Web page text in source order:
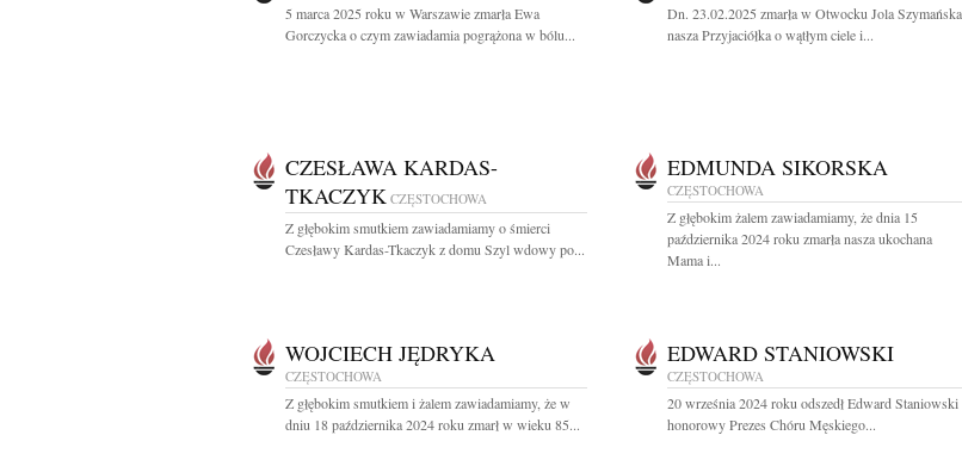
5 marca 2025 roku w Warszawie zmarła Ewa
Gorczycka o czym zawiadamia pogrążona w bólu...
Dn. 23.02.2025 zmarła w Otwocku Jola Szymańska
nasza Przyjaciółka o wątłym ciele i...
CZESŁAWA KARDAS-
TKACZYK CZĘSTOCHOWA
Z głębokim smutkiem zawiadamiamy o śmierci
Czesławy Kardas-Tkaczyk z domu Szyl wdowy po...
EDMUNDA SIKORSKA
CZĘSTOCHOWA
Z głębokim żalem zawiadamiamy, że dnia 15
października 2024 roku zmarła nasza ukochana
Mama i...
WOJCIECH JĘDRYKA
CZĘSTOCHOWA
Z głębokim smutkiem i żalem zawiadamiamy, że w
dniu 18 października 2024 roku zmarł w wieku 85...
EDWARD STANIOWSKI
CZĘSTOCHOWA
20 września 2024 roku odszedł Edward Staniowski
honorowy Prezes Chóru Męskiego...